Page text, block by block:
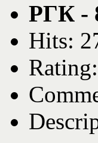
РГК -
Hits: